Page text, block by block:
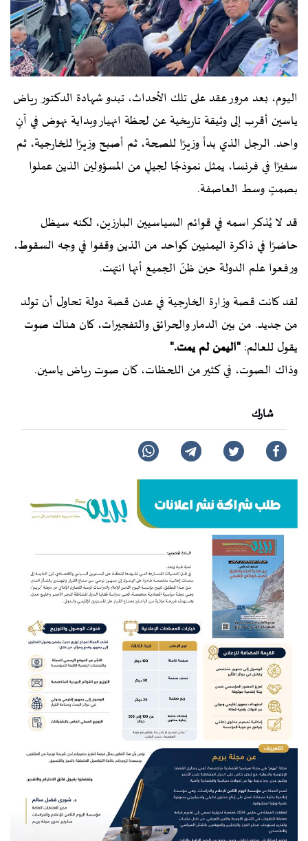
اليوم، بعد مرور عقد على تلك الأحداث، تبدو شهادة الدكتور رياض
ياسين أقرب إلى وثيقة تاريخية عن لحظة انهيار وبداية نهوض في آنٍ
واحد. الرجل الذي بدأ وزيرًا للصحة، ثم أصبح وزيرًا للخارجية، ثم
سفيرًا في فرنسا، يمثل نموذجًا لجيلٍ من المسؤولين الذين عملوا
بصمتٍ وسط العاصفة.
قد لا يُذكر اسمه في قوائم السياسيين البارزين، لكنه سيظل
حاضرًا في ذاكرة اليمنيين كواحد من الذين وقفوا في وجه السقوط،
ورفعوا علم الدولة حين ظنّ الجميع أنها انتهت.
لقد كانت قصة وزارة الخارجية في عدن قصة دولة تحاول أن تولد
من جديد. من بين الدمار والحرائق والتفجيرات، كان هناك صوت
يقول للعالم: "اليمن لم يمت."
وذاك الصوت، في كثير من اللحظات، كان صوت رياض ياسين.
شارك